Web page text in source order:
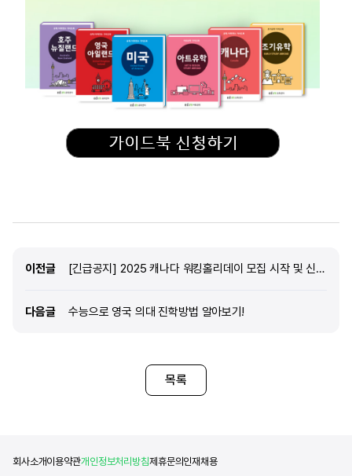
이전글 이전글
[긴급공지] 2025 캐나다 워킹홀리데이 모집 시작 및 신청 안내
다음글 다음글
수능으로 영국 의대 진학방법 알아보기!
목록
회사소개이용약관개인정보처리방침제휴문의인재채용